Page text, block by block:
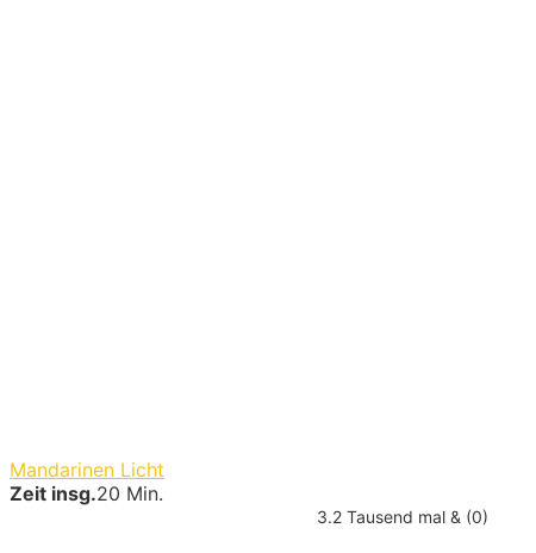
Mandarinen Licht
Zeit insg.20 Min.
3.2 Tausend mal & (0)